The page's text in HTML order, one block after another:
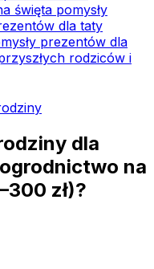
święta pomysły
dla taty
prezentów dla
rodziców i
dla
na
zł)?